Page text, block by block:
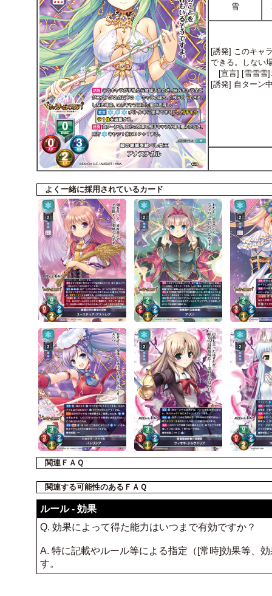
雪
[誘発] このキャ
できる。しない
[宣言] [雪雪雪]:
[誘発] 自ターン
よく一緒に採用されているカード
関連ＦＡＱ
関連する可能性のあるＦＡＱ
ルール - 効果
Q. 効果によって得た能力はいつまで有効ですか？
A. 特に記載やルール等による指定（[常時]効果等、
す。